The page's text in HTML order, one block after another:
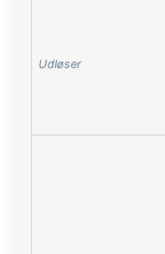
Udløser